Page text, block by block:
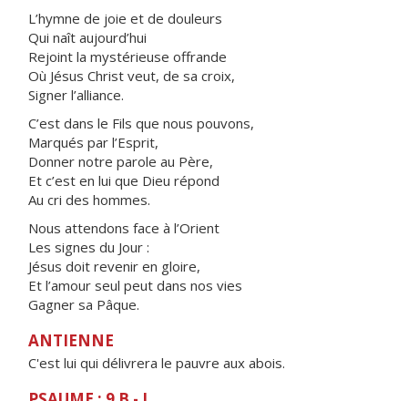
L’hymne de joie et de douleurs
Qui naît aujourd’hui
Rejoint la mystérieuse offrande
Où Jésus Christ veut, de sa croix,
Signer l’alliance.
C’est dans le Fils que nous pouvons,
Marqués par l’Esprit,
Donner notre parole au Père,
Et c’est en lui que Dieu répond
Au cri des hommes.
Nous attendons face à l’Orient
Les signes du Jour :
Jésus doit revenir en gloire,
Et l’amour seul peut dans nos vies
Gagner sa Pâque.
ANTIENNE
C'est lui qui délivrera le pauvre aux abois.